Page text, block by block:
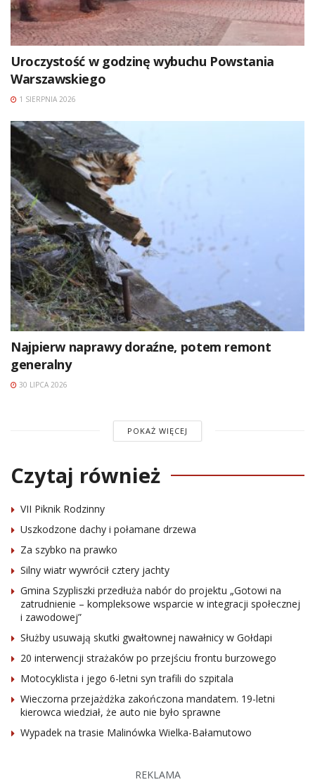
Uroczystość w godzinę wybuchu Powstania
Warszawskiego
1 SIERPNIA 2026
Najpierw naprawy doraźne, potem remont
generalny
30 LIPCA 2026
POKAŻ WIĘCEJ
Czytaj również
VII Piknik Rodzinny
Uszkodzone dachy i połamane drzewa
Za szybko na prawko
Silny wiatr wywrócił cztery jachty
Gmina Szypliszki przedłuża nabór do projektu „Gotowi na
zatrudnienie – kompleksowe wsparcie w integracji społecznej
i zawodowej”
Służby usuwają skutki gwałtownej nawałnicy w Gołdapi
20 interwencji strażaków po przejściu frontu burzowego
Motocyklista i jego 6-letni syn trafili do szpitala
Wieczorna przejażdżka zakończona mandatem. 19-letni
kierowca wiedział, że auto nie było sprawne
Wypadek na trasie Malinówka Wielka-Bałamutowo
REKLAMA